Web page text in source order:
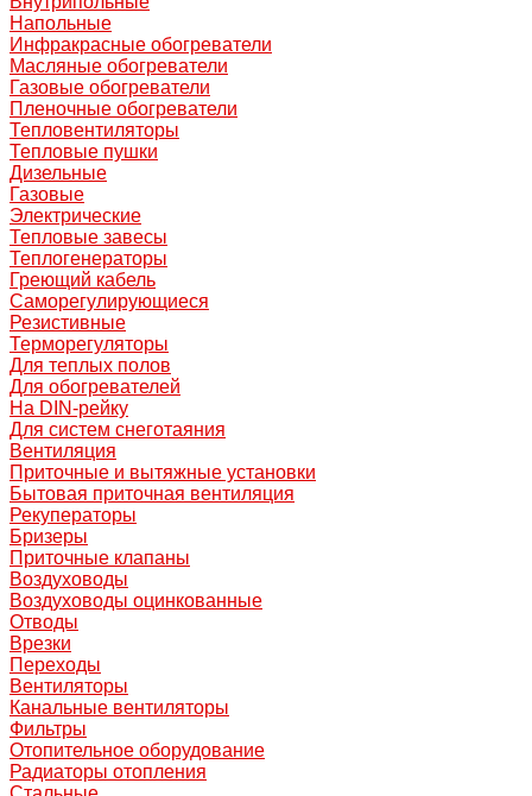
Напольные
Инфракрасные обогреватели
Масляные обогреватели
Газовые обогреватели
Пленочные обогреватели
Тепловентиляторы
Тепловые пушки
Дизельные
Газовые
Электрические
Тепловые завесы
Теплогенераторы
Греющий кабель
Саморегулирующиеся
Резистивные
Терморегуляторы
Для теплых полов
Для обогревателей
На DIN-рейку
Для систем снеготаяния
Вентиляция
Приточные и вытяжные установки
Бытовая приточная вентиляция
Рекуператоры
Бризеры
Приточные клапаны
Воздуховоды
Воздуховоды оцинкованные
Отводы
Врезки
Переходы
Вентиляторы
Канальные вентиляторы
Фильтры
Отопительное оборудование
Радиаторы отопления